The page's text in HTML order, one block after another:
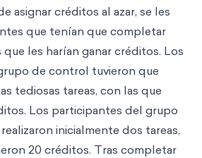
asignar créditos al azar, se les
que tenían que completar
que les harían ganar créditos. Los
de control tuvieron que
tediosas tareas, con las que
Los participantes del grupo
inicialmente dos tareas,
20 créditos. Tras completar